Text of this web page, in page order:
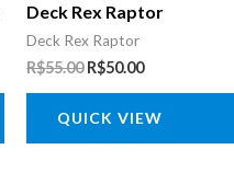
Deck Rex Raptor
Deck Rex Raptor
R$55.00
era:
R$55.00.
R$50.00
é:
QUICK VIEW